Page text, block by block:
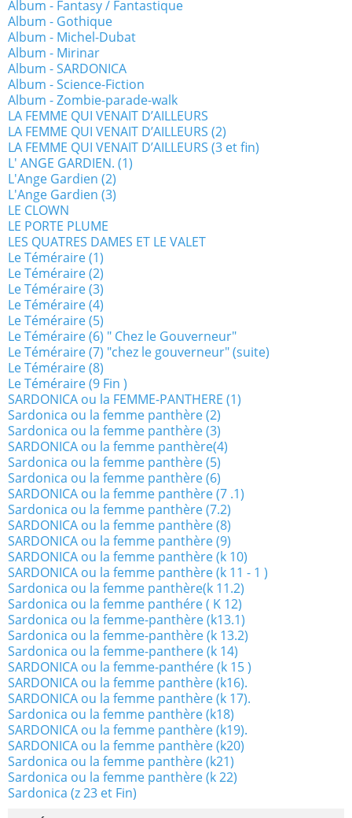
Album - Fantasy / Fantastique
Album - Gothique
Album - Michel-Dubat
Album - Mirinar
Album - SARDONICA
Album - Science-Fiction
Album - Zombie-parade-walk
LA FEMME QUI VENAIT D’AILLEURS
LA FEMME QUI VENAIT D’AILLEURS (2)
LA FEMME QUI VENAIT D’AILLEURS (3 et fin)
L' ANGE GARDIEN. (1)
L'Ange Gardien (2)
L'Ange Gardien (3)
LE CLOWN
LE PORTE PLUME
LES QUATRES DAMES ET LE VALET
Le Téméraire (1)
Le Téméraire (2)
Le Téméraire (3)
Le Téméraire (4)
Le Téméraire (5)
Le Téméraire (6) " Chez le Gouverneur"
Le Téméraire (7) "chez le gouverneur" (suite)
Le Téméraire (8)
Le Téméraire (9 Fin )
SARDONICA ou la FEMME-PANTHERE (1)
Sardonica ou la femme panthère (2)
Sardonica ou la femme panthère (3)
SARDONICA ou la femme panthère(4)
Sardonica ou la femme panthère (5)
Sardonica ou la femme panthère (6)
SARDONICA ou la femme panthère (7 .1)
Sardonica ou la femme panthère (7.2)
SARDONICA ou la femme panthère (8)
SARDONICA ou la femme panthère (9)
SARDONICA ou la femme panthère (k 10)
SARDONICA ou la femme panthère (k 11 - 1 )
Sardonica ou la femme panthère(k 11.2)
Sardonica ou la femme panthére ( K 12)
Sardonica ou la femme-panthère (k13.1)
Sardonica ou la femme-panthère (k 13.2)
Sardonica ou la femme-panthere (k 14)
SARDONICA ou la femme-panthére (k 15 )
SARDONICA ou la femme panthère (k16).
SARDONICA ou la femme panthère (k 17).
Sardonica ou la femme panthère (k18)
SARDONICA ou la femme panthère (k19).
SARDONICA ou la femme panthère (k20)
Sardonica ou la femme panthère (k21)
Sardonica ou la femme panthère (k 22)
Sardonica (z 23 et Fin)